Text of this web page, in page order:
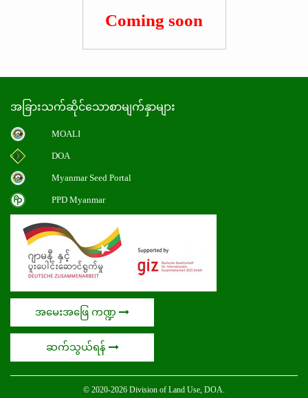
Coming soon
အခြားသက်ဆိုင်သောစာမျက်နှာများ
MOALI
DOA
Myanmar Seed Portal
PPD Myanmar
အမေးအဖြေ ကဏ္ဍ
ဆက်သွယ်ရန်
© 2020-2026 Division of Land Use, DOA.